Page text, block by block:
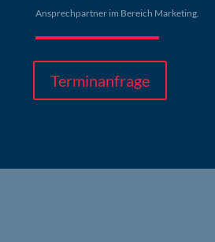
Ansprechpartner im Bereich Marketing.
Terminanfrage